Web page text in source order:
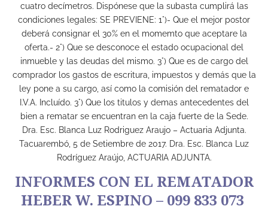
cuatro decímetros. Dispónese que la subasta cumplirá las
condiciones legales: SE PREVIENE: 1°)- Que el mejor postor
deberá consignar el 30% en el momemto que aceptare la
oferta.- 2°) Que se desconoce el estado ocupacional del
inmueble y las deudas del mismo. 3°) Que es de cargo del
comprador los gastos de escritura, impuestos y demás que la
ley pone a su cargo, así como la comisión del rematador e
I.V.A. Incluído. 3°) Que los titulos y demas antecedentes del
bien a rematar se encuentran en la caja fuerte de la Sede.
Dra. Esc. Blanca Luz Rodriguez Araujo – Actuaria Adjunta.
Tacuarembó, 5 de Setiembre de 2017. Dra. Esc. Blanca Luz
Rodríguez Araújo, ACTUARIA ADJUNTA.
INFORMES CON EL REMATADOR
HEBER W. ESPINO – 099 833 073